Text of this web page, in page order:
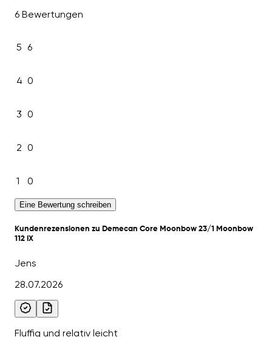
6 Bewertungen
5 6
4 0
3 0
2 0
1 0
Eine Bewertung schreiben
Kundenrezensionen zu Demecan Core Moonbow 23/1 Moonbow
112 IX
Jens
28.07.2026
Fluffig und relativ leicht